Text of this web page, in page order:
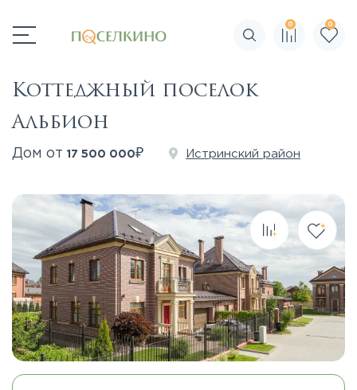
Поиск по сайту
0 0
Коттеджный поселок
Альбион
Дом от 17 500 000₽ Истринский район